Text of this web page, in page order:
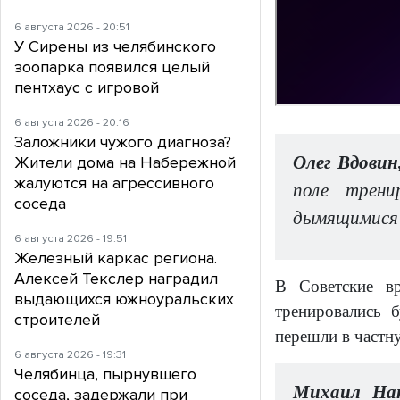
Олег
поле
В Советские
перешли в
Михаил
6 августа 2026 - 20:51
У Сирены из челябинского
зоопарка появился целый
пентхаус с игровой
6 августа 2026 - 20:16
Заложники чужого диагноза?
Жители дома на Набережной
жалуются на агрессивного
соседа
6 августа 2026 - 19:51
Железный каркас региона.
Алексей Текслер наградил
выдающихся южноуральских
строителей
6 августа 2026 - 19:31
Челябинца, пырнувшего
соседа, задержали при